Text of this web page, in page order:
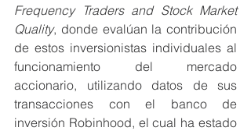
Frequency Traders and Stock Market
Quality, donde evalúan la contribución
de estos inversionistas individuales al
funcionamiento del mercado
accionario, utilizando datos de sus
transacciones con el banco de
inversión Robinhood, el cual ha estado